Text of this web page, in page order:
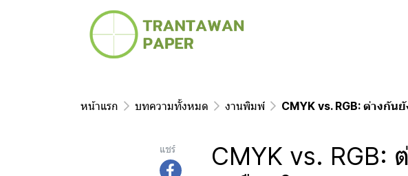
หน้าแรก บทความทั้งหมด งานพิมพ์ CMYK vs. RGB: ต่างกั
แชร์
CMYK vs. RGB: